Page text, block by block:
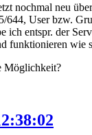
nochmal neu
User bzw.
ich entspr. der
funktionieren wie
Möglichkeit?